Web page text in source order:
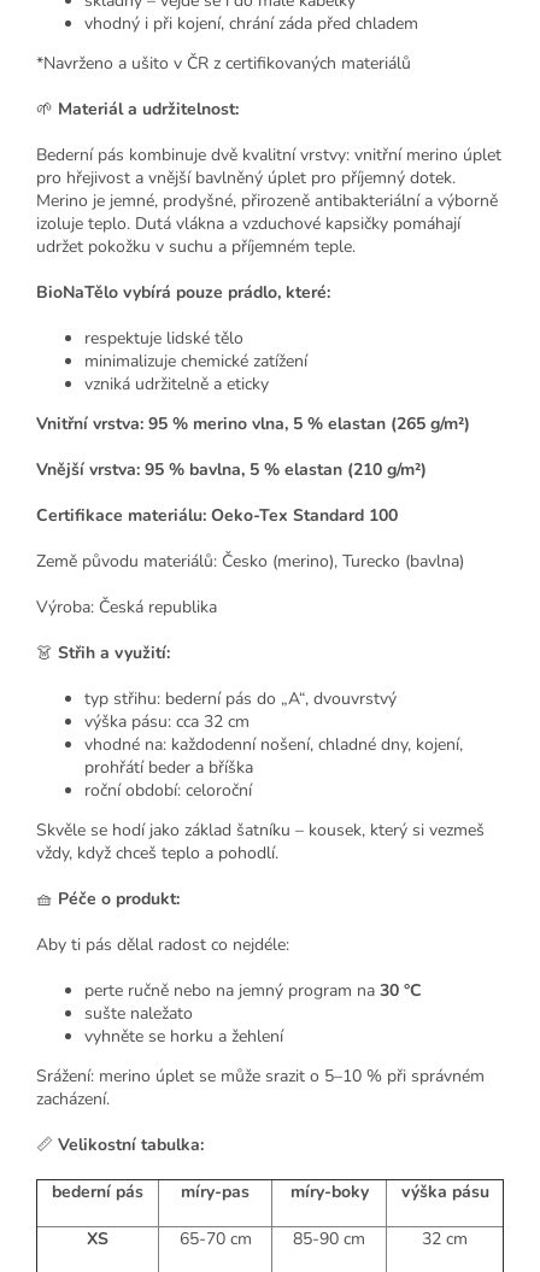
vhodný i při kojení, chrání záda před chladem
*Navrženo a ušito v ČR z certifikovaných materiálů
🌱 Materiál a udržitelnost:
Bederní pás kombinuje dvě kvalitní vrstvy: vnitřní merino úplet
pro hřejivost a vnější bavlněný úplet pro příjemný dotek.
Merino je jemné, prodyšné, přirozeně antibakteriální a výborně
izoluje teplo. Dutá vlákna a vzduchové kapsičky pomáhají
udržet pokožku v suchu a příjemném teple.
BioNaTělo vybírá pouze prádlo, které:
respektuje lidské tělo
minimalizuje chemické zatížení
vzniká udržitelně a eticky
Vnitřní vrstva: 95 % merino vlna, 5 % elastan (265 g/m²)
Vnější vrstva: 95 % bavlna, 5 % elastan (210 g/m²)
Certifikace materiálu: Oeko‑Tex Standard 100
Země původu materiálů: Česko (merino), Turecko (bavlna)
Výroba: Česká republika
👗 Střih a využití:
typ střihu: bederní pás do „A“, dvouvrstvý
výška pásu: cca 32 cm
vhodné na: každodenní nošení, chladné dny, kojení,
prohřátí beder a bříška
roční období: celoroční
Skvěle se hodí jako základ šatníku – kousek, který si vezmeš
vždy, když chceš teplo a pohodlí.
🧺 Péče o produkt:
Aby ti pás dělal radost co nejdéle:
perte ručně nebo na jemný program na 30 °C
sušte naležato
vyhněte se horku a žehlení
Srážení: merino úplet se může srazit o 5–10 % při správném
zacházení.
📏 Velikostní tabulka:
bederní pás míry-pas míry-boky výška pásu
XS 65-70 cm 85-90 cm 32 cm